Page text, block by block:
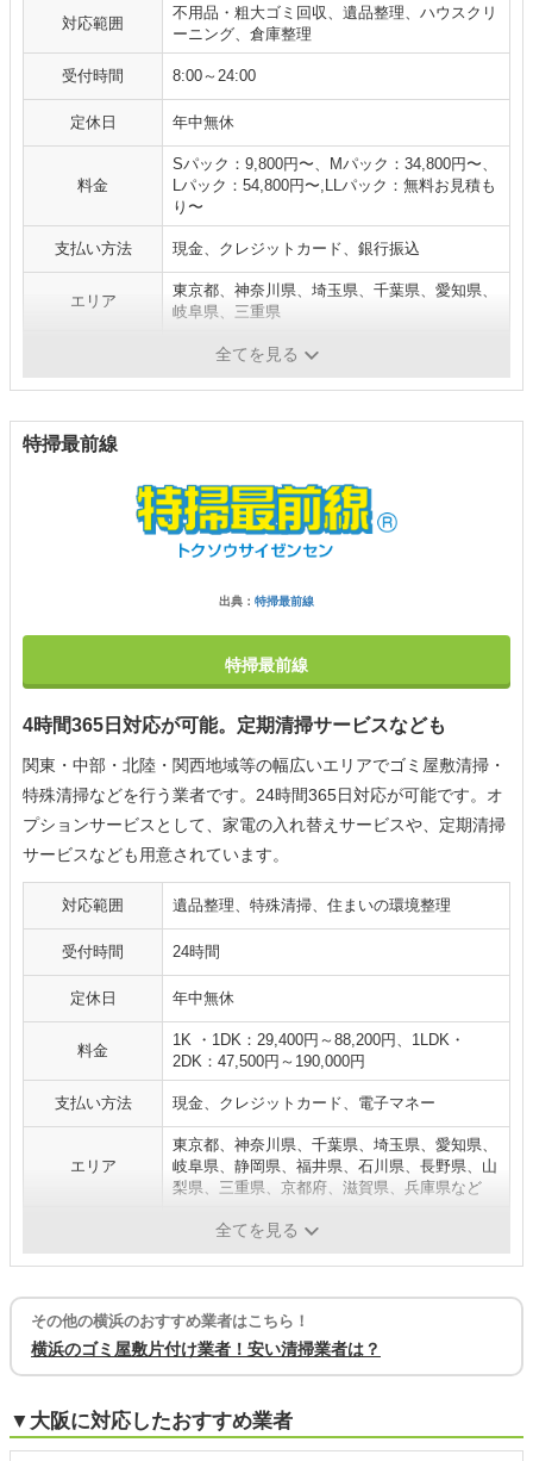
対応範囲
不用品・粗大ゴミ回収、遺品整理、ハウスクリ
ーニング、倉庫整理
受付時間 8:00～24:00
定休日 年中無休
料金
Sパック：9,800円〜、Mパック：34,800円〜、
Lパック：54,800円〜,LLパック：無料お見積も
り〜
支払い方法 現金、クレジットカード、銀行振込
エリア
東京都、神奈川県、埼玉県、千葉県、愛知県、
岐阜県、三重県
全てを見る
特掃最前線
出典： 特掃最前線
特掃最前線
4時間365日対応が可能。定期清掃サービスなども
関東・中部・北陸・関西地域等の幅広いエリアでゴミ屋敷清掃・
特殊清掃などを行う業者です。24時間365日対応が可能です。オ
プションサービスとして、家電の入れ替えサービスや、定期清掃
サービスなども用意されています。
対応範囲 遺品整理、特殊清掃、住まいの環境整理
受付時間 24時間
定休日 年中無休
料金
1K ・1DK：29,400円～88,200円、1LDK・
2DK：47,500円～190,000円
支払い方法 現金、クレジットカード、電子マネー
エリア
東京都、神奈川県、千葉県、埼玉県、愛知県、
岐阜県、静岡県、福井県、石川県、長野県、山
梨県、三重県、京都府、滋賀県、兵庫県など
全てを見る
その他の横浜のおすすめ業者はこちら！
横浜のゴミ屋敷片付け業者！安い清掃業者は？
▼大阪に対応したおすすめ業者